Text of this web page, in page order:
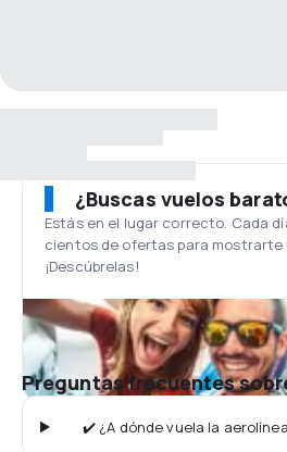
¿Buscas vuelos
Estás en el lugar correcto. Cada
cientos de ofertas para mostrarte
¡Descúbrelas!
Preguntas frecuentes
✔️ ¿A dónde vuela la